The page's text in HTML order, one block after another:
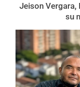
Jeison Vergara,
su